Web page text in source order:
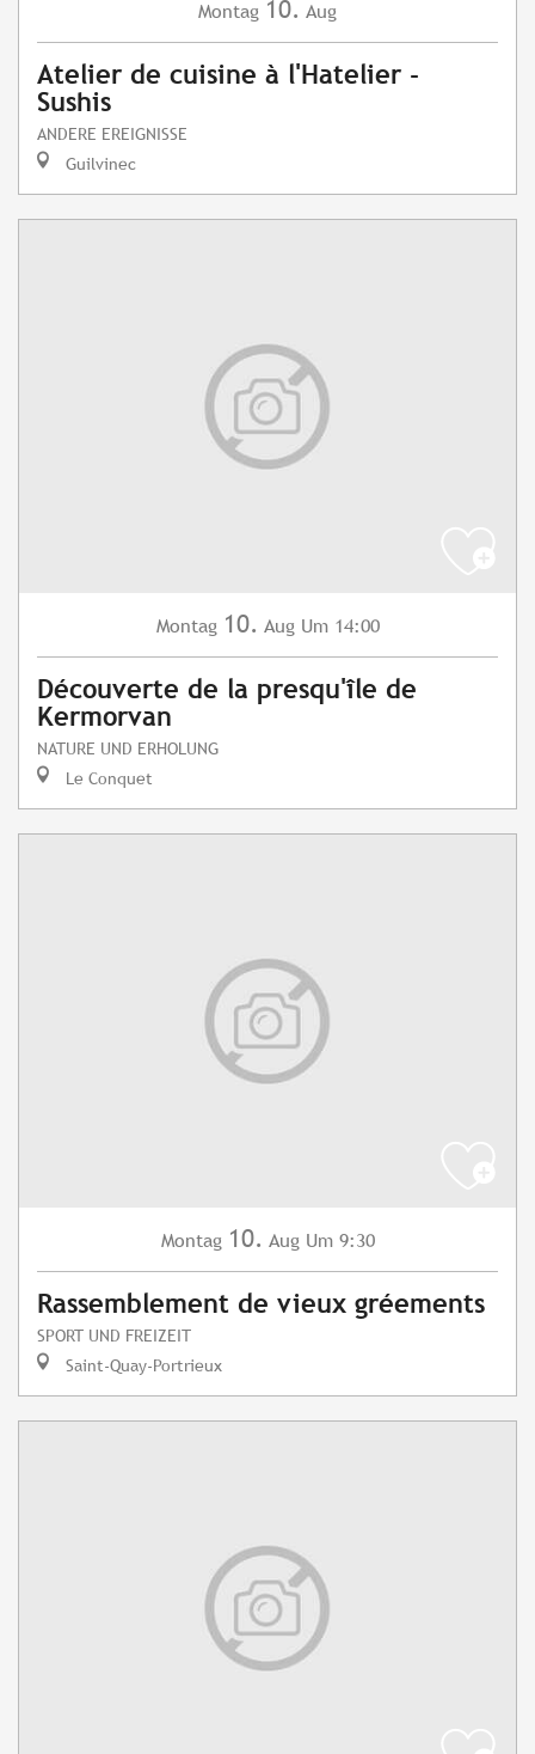
Montag 10. Aug
Atelier de cuisine à l'Hatelier -
Sushis
ANDERE EREIGNISSE
Guilvinec
Montag 10. Aug Um 14:00
Découverte de la presqu'île de
Kermorvan
NATURE UND ERHOLUNG
Le Conquet
Montag 10. Aug Um 9:30
Rassemblement de vieux gréements
SPORT UND FREIZEIT
Saint-Quay-Portrieux